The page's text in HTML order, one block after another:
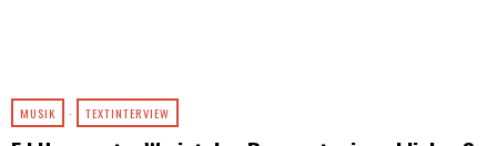
MUSIK · TEXTINTERVIEW